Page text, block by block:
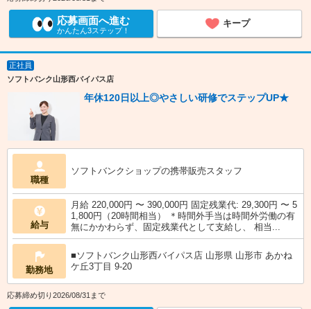
応募画面へ進む
かんたん3ステップ！
キープ
正社員
ソフトバンク山形西バイパス店
年休120日以上◎やさしい研修でステップUP★
職種
ソフトバンクショップの携帯販売スタッフ
給与
月給 220,000円 〜 390,000円 固定残業代: 29,300円 〜 5
1,800円（20時間相当） ＊時間外手当は時間外労働の有
無にかかわらず、固定残業代として支給し、 相当...
勤務地
■ソフトバンク山形西バイパス店 山形県 山形市 あかね
ケ丘3丁目 9‐20
応募締め切り2026/08/31まで